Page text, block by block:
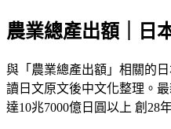
農業總產出額｜日
與「農業總產出額」相關的
讀日文原文後中文化整理。
達10兆7000億日圓以上 創28